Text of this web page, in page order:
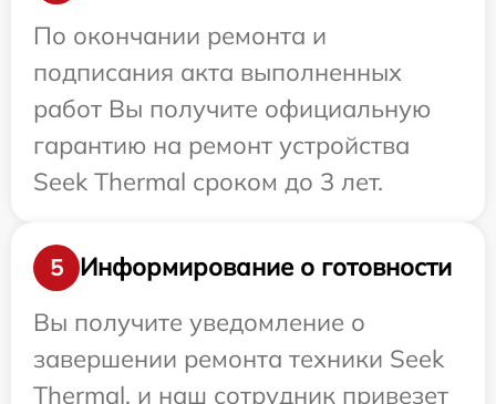
По окончании ремонта и
подписания акта выполненных
работ Вы получите официальную
гарантию на ремонт устройства
Seek Thermal сроком до 3 лет.
5
Информирование о готовности
Вы получите уведомление о
завершении ремонта техники Seek
Thermal, и наш сотрудник привезет